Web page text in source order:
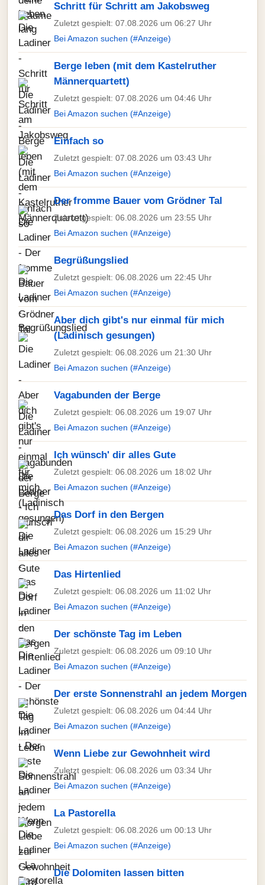
Schritt für Schritt am Jakobsweg
Zuletzt gespielt: 07.08.2026 um 06:27 Uhr
Bei Amazon suchen (#Anzeige)
Berge leben (mit dem Kastelruther
Männerquartett)
Zuletzt gespielt: 07.08.2026 um 04:46 Uhr
Bei Amazon suchen (#Anzeige)
Einfach so
Zuletzt gespielt: 07.08.2026 um 03:43 Uhr
Bei Amazon suchen (#Anzeige)
Der fromme Bauer vom Grödner Tal
Zuletzt gespielt: 06.08.2026 um 23:55 Uhr
Bei Amazon suchen (#Anzeige)
Begrüßungslied
Zuletzt gespielt: 06.08.2026 um 22:45 Uhr
Bei Amazon suchen (#Anzeige)
Aber dich gibt's nur einmal für mich
(Ladinisch gesungen)
Zuletzt gespielt: 06.08.2026 um 21:30 Uhr
Bei Amazon suchen (#Anzeige)
Vagabunden der Berge
Zuletzt gespielt: 06.08.2026 um 19:07 Uhr
Bei Amazon suchen (#Anzeige)
Ich wünsch' dir alles Gute
Zuletzt gespielt: 06.08.2026 um 18:02 Uhr
Bei Amazon suchen (#Anzeige)
Das Dorf in den Bergen
Zuletzt gespielt: 06.08.2026 um 15:29 Uhr
Bei Amazon suchen (#Anzeige)
Das Hirtenlied
Zuletzt gespielt: 06.08.2026 um 11:02 Uhr
Bei Amazon suchen (#Anzeige)
Der schönste Tag im Leben
Zuletzt gespielt: 06.08.2026 um 09:10 Uhr
Bei Amazon suchen (#Anzeige)
Der erste Sonnenstrahl an jedem Morgen
Zuletzt gespielt: 06.08.2026 um 04:44 Uhr
Bei Amazon suchen (#Anzeige)
Wenn Liebe zur Gewohnheit wird
Zuletzt gespielt: 06.08.2026 um 03:34 Uhr
Bei Amazon suchen (#Anzeige)
La Pastorella
Zuletzt gespielt: 06.08.2026 um 00:13 Uhr
Bei Amazon suchen (#Anzeige)
Die Dolomiten lassen bitten